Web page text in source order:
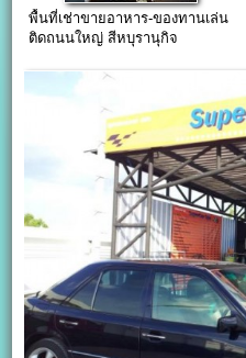
พื้นที่เช่าขายอาหาร-ของทานเล่น
ติดถนนใหญ่ สีหบุรานุกิจ